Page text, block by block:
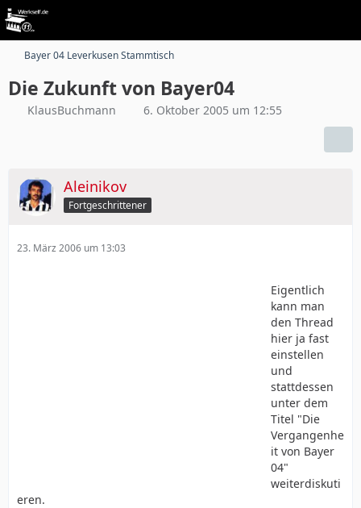
Bayer 04 Leverkusen Stammtisch
Die Zukunft von Bayer04
KlausBuchmann 6. Oktober 2005 um 12:55
Aleinikov
Fortgeschrittener
23. März 2006 um 13:03
Eigentlich
kann man
den Thread
hier ja fast
einstellen
und
stattdessen
unter dem
Titel "Die
Vergangenhe
it von Bayer
04"
weiterdiskuti
eren.